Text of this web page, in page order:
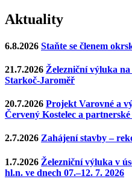
Aktuality
6.8.2026 Staňte se členem
21.7.2026 Železniční výluka
Starkoč-Jaroměř
20.7.2026 Projekt Varovné a
Červený Kostelec a partnerské
2.7.2026 Zahájení stavby –
1.7.2026 Železniční výluka v
hl.n. ve dnech 07.–12. 7. 2026